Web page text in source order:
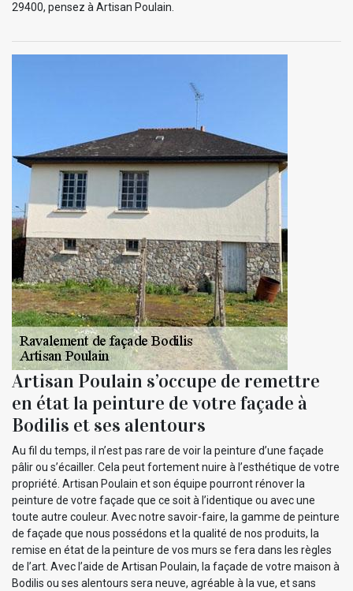
29400, pensez à Artisan Poulain.
Artisan Poulain s’occupe de remettre
en état la peinture de votre façade à
Bodilis et ses alentours
Au fil du temps, il n’est pas rare de voir la peinture d’une façade
pâlir ou s’écailler. Cela peut fortement nuire à l’esthétique de votre
propriété. Artisan Poulain et son équipe pourront rénover la
peinture de votre façade que ce soit à l’identique ou avec une
toute autre couleur. Avec notre savoir-faire, la gamme de peinture
de façade que nous possédons et la qualité de nos produits, la
remise en état de la peinture de vos murs se fera dans les règles
de l’art. Avec l’aide de Artisan Poulain, la façade de votre maison à
Bodilis ou ses alentours sera neuve, agréable à la vue, et sans